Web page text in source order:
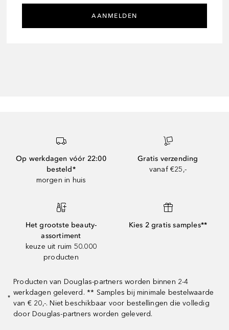
AANMELDEN
Op werkdagen vóór 22:00
besteld*
morgen in huis
Gratis verzending
vanaf €25,-
Het grootste beauty-
assortiment
keuze uit ruim 50.000
producten
Kies 2 gratis samples**
*
Producten van Douglas-partners worden binnen 2-4
werkdagen geleverd. ** Samples bij minimale bestelwaarde
van € 20,-. Niet beschikbaar voor bestellingen die volledig
door Douglas-partners worden geleverd.